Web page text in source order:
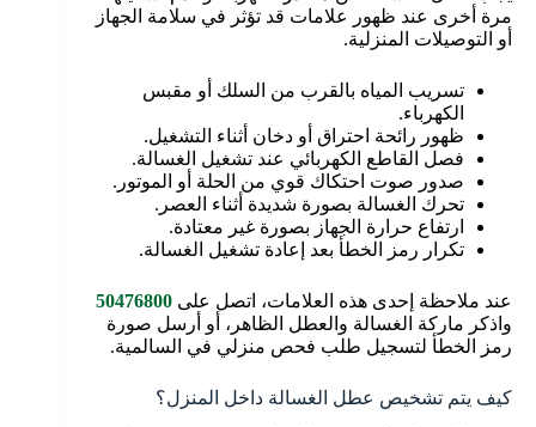
مرة أخرى عند ظهور علامات قد تؤثر في سلامة الجهاز
أو التوصيلات المنزلية.
تسريب المياه بالقرب من السلك أو مقبس
الكهرباء.
ظهور رائحة احتراق أو دخان أثناء التشغيل.
فصل القاطع الكهربائي عند تشغيل الغسالة.
صدور صوت احتكاك قوي من الحلة أو الموتور.
تحرك الغسالة بصورة شديدة أثناء العصر.
ارتفاع حرارة الجهاز بصورة غير معتادة.
تكرار رمز الخطأ بعد إعادة تشغيل الغسالة.
عند ملاحظة إحدى هذه العلامات، اتصل على 50476800
واذكر ماركة الغسالة والعطل الظاهر، أو أرسل صورة
رمز الخطأ لتسجيل طلب فحص منزلي في السالمية.
كيف يتم تشخيص عطل الغسالة داخل المنزل؟